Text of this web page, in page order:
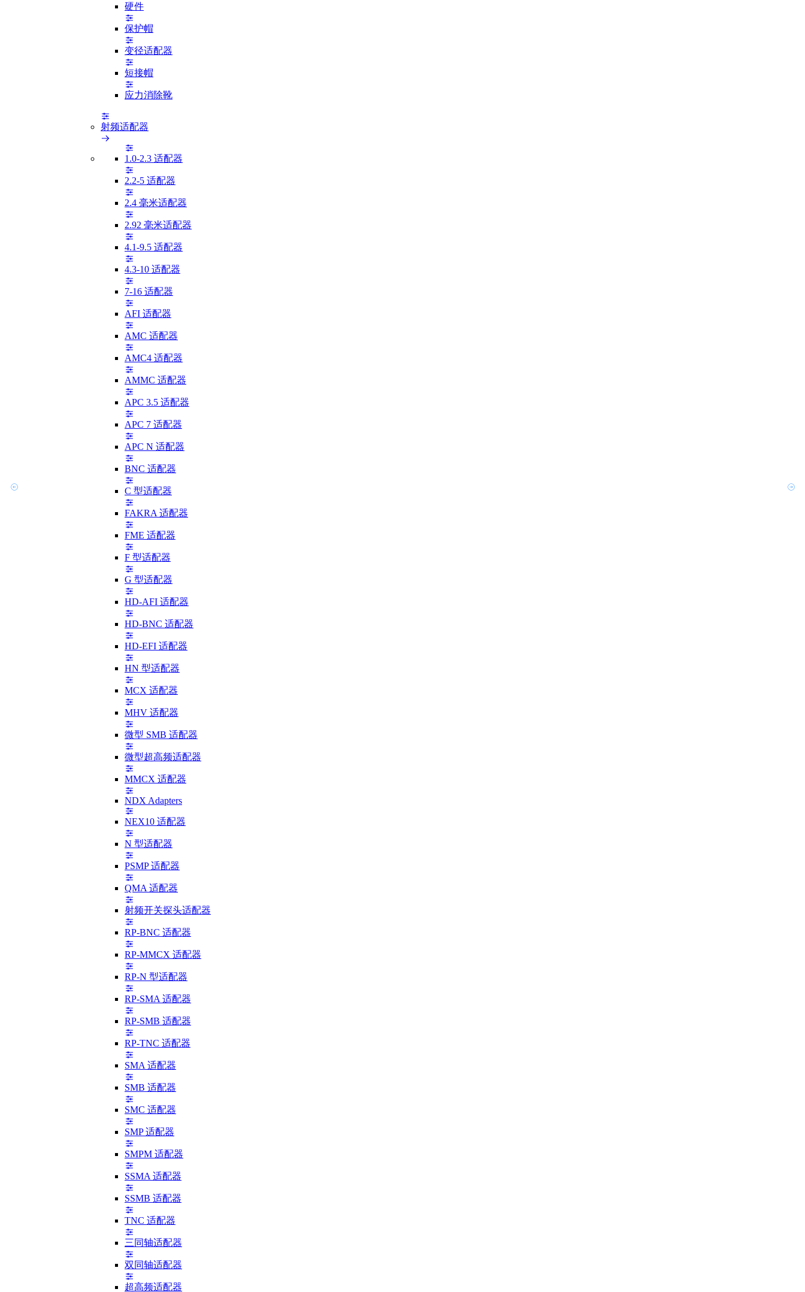
硬件
保护帽
变径适配器
短接帽
应力消除靴
射频适配器
1.0-2.3 适配器
2.2-5 适配器
2.4 毫米适配器
2.92 毫米适配器
4.1-9.5 适配器
4.3-10 适配器
7-16 适配器
AFI 适配器
AMC 适配器
AMC4 适配器
AMMC 适配器
APC 3.5 适配器
APC 7 适配器
APC N 适配器
BNC 适配器
C 型适配器
FAKRA 适配器
FME 适配器
F 型适配器
G 型适配器
HD-AFI 适配器
HD-BNC 适配器
HD-EFI 适配器
HN 型适配器
MCX 适配器
MHV 适配器
微型 SMB 适配器
微型超高频适配器
MMCX 适配器
NDX Adapters
NEX10 适配器
N 型适配器
PSMP 适配器
QMA 适配器
射频开关探头适配器
RP-BNC 适配器
RP-MMCX 适配器
RP-N 型适配器
RP-SMA 适配器
RP-SMB 适配器
RP-TNC 适配器
SMA 适配器
SMB 适配器
SMC 适配器
SMP 适配器
SMPM 适配器
SSMA 适配器
SSMB 适配器
TNC 适配器
三同轴适配器
双同轴适配器
超高频适配器